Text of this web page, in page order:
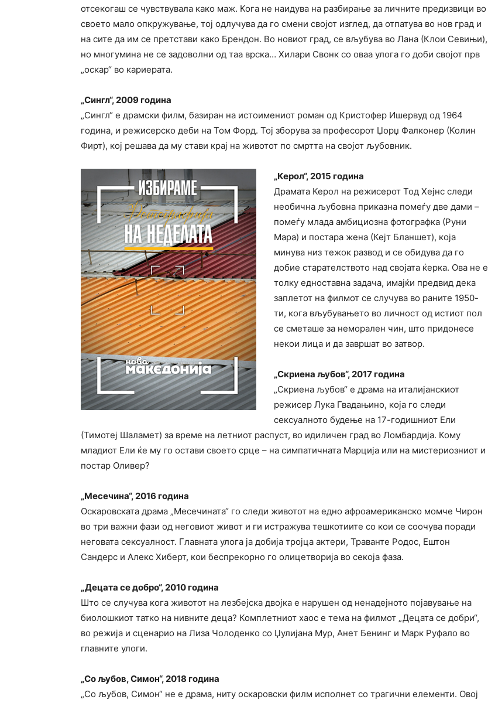
отсекогаш се чувствувала како маж. Кога не наидува на разбирање за личните предизвици во
своето мало опкружување, тој одлучува да го смени својот изглед, да отпатува во нов град и
на сите да им се претстави како Брендон. Во новиот град, се вљубува во Лана (Клои Севињи),
но многумина не се задоволни од таа врска… Хилари Свонк со оваа улога го доби својот прв
„оскар“ во кариерата.
„Сингл“, 2009 година
„Сингл“ е драмски филм, базиран на истоимениот роман од Кристофер Ишервуд од 1964
година, и режисерско деби на Том Форд. Тој зборува за професорот Џорџ Фалконер (Колин
Фирт), кој решава да му стави крај на животот по смртта на својот љубовник.
„Керол“, 2015 година
Драмата Керол на режисерот Тод Хејнс следи
необична љубовна приказна помеѓу две дами –
помеѓу млада амбициозна фотографка (Руни
Мара) и постара жена (Кејт Бланшет), која
минува низ тежок развод и се обидува да го
добие старателството над својата ќерка. Ова не е
толку едноставна задача, имајќи предвид дека
заплетот на филмот се случува во раните 1950-
ти, кога вљубувањето во личност од истиот пол
се сметаше за неморален чин, што придонесе
некои лица и да завршат во затвор.
„Скриена љубов“, 2017 година
„Скриена љубов“ е драма на италијанскиот
режисер Лука Гвадањино, која го следи
сексуалното будење на 17-годишниот Ели
(Тимотеј Шаламет) за време на летниот распуст, во идиличен град во Ломбардија. Кому
младиот Ели ќе му го остави своето срце – на симпатичната Марција или на мистериозниот и
постар Оливер?
„Месечина“, 2016 година
Оскаровската драма „Месечината“ го следи животот на едно афроамериканско момче Чирон
во три важни фази од неговиот живот и ги истражува тешкотиите со кои се соочува поради
неговата сексуалност. Главната улога ја добија тројца актери, Траванте Родос, Ештон
Сандерс и Алекс Хиберт, кои беспрекорно го олицетворија во секоја фаза.
„Децата се добро“, 2010 година
Што се случува кога животот на лезбејска двојка е нарушен од ненадејното појавување на
биолошкиот татко на нивните деца? Комплетниот хаос е тема на филмот „Децата се добри“,
во режија и сценарио на Лиза Чолоденко со Џулијана Мур, Анет Бенинг и Марк Руфало во
главните улоги.
„Со љубов, Симон“, 2018 година
„Со љубов, Симон“ не е драма, ниту оскаровски филм исполнет со трагични елементи. Овој